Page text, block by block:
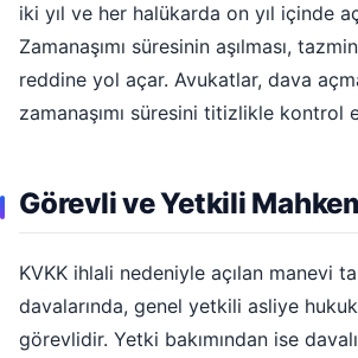
iki yıl ve her halükarda on yıl içinde
Zamanaşımı süresinin aşılması,
reddine yol açar. Avukatlar, dava
zamanaşımı süresini titizlikle kontrol
Görevli ve Yetkili
KVKK ihlali nedeniyle açılan manevi
davalarında, genel yetkili asliye
görevlidir. Yetki bakımından ise